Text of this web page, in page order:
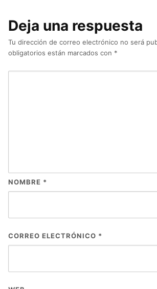
Deja una respuesta
Tu dirección de correo electrónico no será
obligatorios están marcados con *
NOMBRE *
CORREO ELECTRÓNICO *